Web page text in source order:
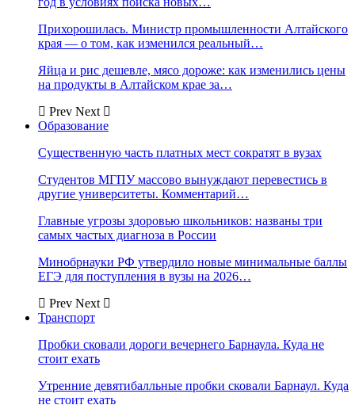
Прихорошилась. Министр промышленности Алтайского
края — о том, как изменился реальный…
Яйца и рис дешевле, мясо дороже: как изменились цены
на продукты в Алтайском крае за…
Prev Next
Образование
Существенную часть платных мест сократят в вузах
Студентов МГПУ массово вынуждают перевестись в
другие университеты. Комментарий…
Главные угрозы здоровью школьников: названы три
самых частых диагноза в России
Минобрнауки РФ утвердило новые минимальные баллы
ЕГЭ для поступления в вузы на 2026…
Prev Next
Транспорт
Пробки сковали дороги вечернего Барнаула. Куда не
стоит ехать
Утренние девятибалльные пробки сковали Барнаул. Куда
не стоит ехать